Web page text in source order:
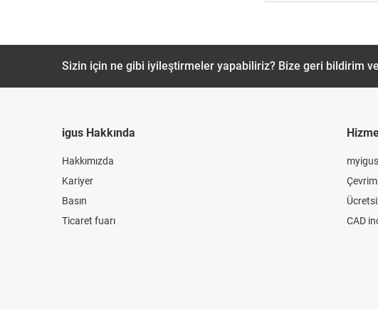
Sizin için ne gibi iyileştirmeler yapabiliriz? Bize geri bildirim
igus Hakkında
Hakkımızda
Kariyer
Basın
Ticaret fuarı
CAD